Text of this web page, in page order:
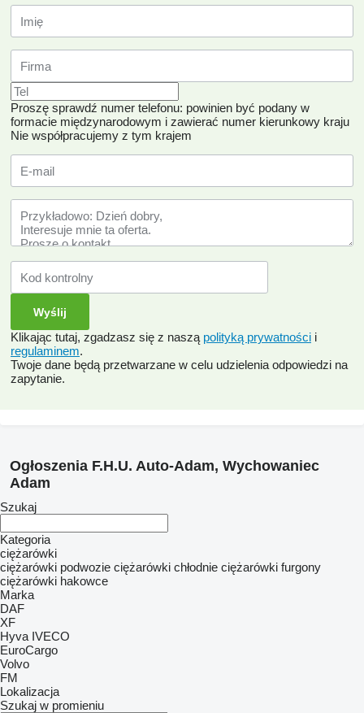
Proszę sprawdź numer telefonu: powinien być podany w
formacie międzynarodowym i zawierać numer kierunkowy kraju
Nie współpracujemy z tym krajem
Klikając tutaj, zgadzasz się z naszą polityką prywatności i
regulaminem.
Twoje dane będą przetwarzane w celu udzielenia odpowiedzi na
zapytanie.
Ogłoszenia F.H.U. Auto-Adam, Wychowaniec
Adam
Szukaj
Kategoria
ciężarówki
ciężarówki podwozie ciężarówki chłodnie ciężarówki furgony
ciężarówki hakowce
Marka
DAF
XF
Hyva IVECO
EuroCargo
Volvo
FM
Lokalizacja
Szukaj w promieniu